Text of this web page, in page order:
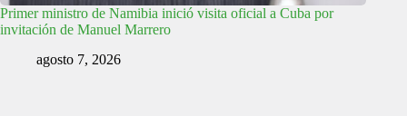
Primer ministro de Namibia inició visita oficial a Cuba por
invitación de Manuel Marrero
agosto 7, 2026